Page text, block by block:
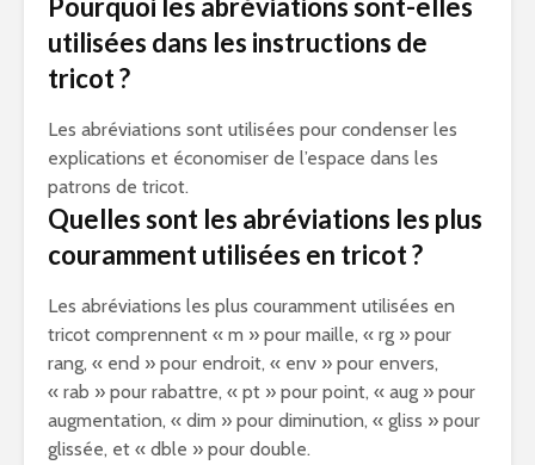
Pourquoi les abréviations sont-elles
utilisées dans les instructions de
tricot ?
Les abréviations sont utilisées pour condenser les
explications et économiser de l’espace dans les
patrons de tricot.
Quelles sont les abréviations les plus
couramment utilisées en tricot ?
Les abréviations les plus couramment utilisées en
tricot comprennent « m » pour maille, « rg » pour
rang, « end » pour endroit, « env » pour envers,
« rab » pour rabattre, « pt » pour point, « aug » pour
augmentation, « dim » pour diminution, « gliss » pour
glissée, et « dble » pour double.